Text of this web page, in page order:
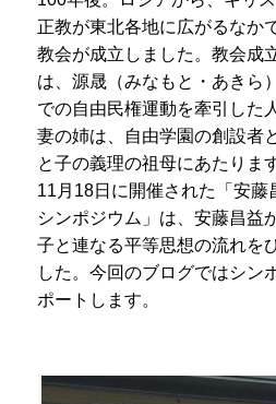
正教が東北各地に広がるなか
教会が成立しました。教会成
は、源晟（みなもと・あきら
での自由民権運動を牽引した
妻の姉は、自由学園の創設者
と子の義理の祖母にあたります
11月18日に開催された「安藤
シンポジウム」は、安藤昌益
子と連なる平等思想の流れを
した。今回のブログではシン
ポートします。